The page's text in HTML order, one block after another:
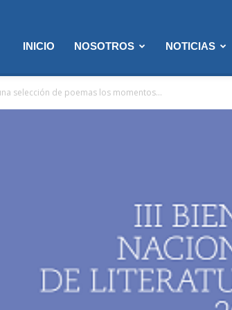
INICIO NOSOTROS NOTICIAS
selección de poemas los momentos...